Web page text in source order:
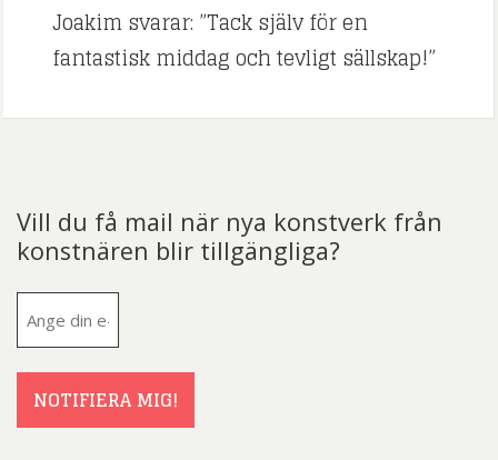
Joakim svarar: ”Tack själv för en
fantastisk middag och tevligt sällskap!”
Vill du få mail när nya konstverk från
konstnären blir tillgängliga?
NOTIFIERA MIG!